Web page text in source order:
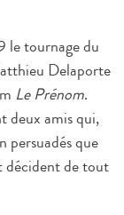
le tournage du
Delaporte
Le Prénom.
deux amis qui,
persuadés que
décident de tout